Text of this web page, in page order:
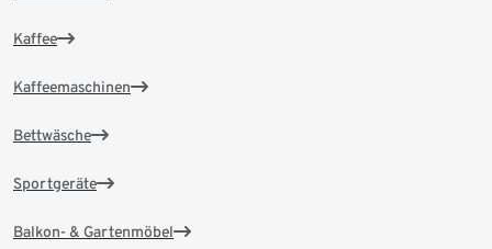
Kaffee
Kaffeemaschinen
Bettwäsche
Sportgeräte
Balkon- & Gartenmöbel